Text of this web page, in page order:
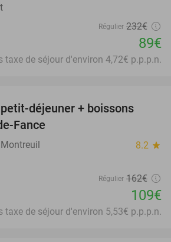
Régulier 232€
89€
taxe de séjour d'environ 4,72€ p.p.p.n.
déjeuner + boissons
Fance
8.2 star
Régulier 162€
109€
taxe de séjour d'environ 5,53€ p.p.p.n.